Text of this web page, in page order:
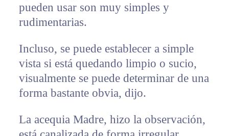
pueden usar son muy simples y
rudimentarias.
Incluso, se puede establecer a simple
vista si está quedando limpio o sucio,
visualmente se puede determinar de una
forma bastante obvia, dijo.
La acequia Madre, hizo la observación,